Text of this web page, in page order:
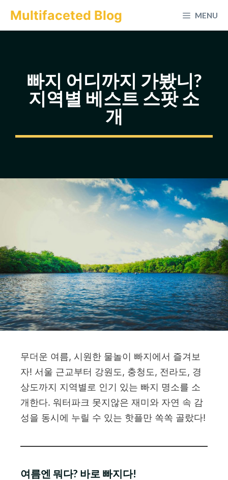
Multifaceted Blog MENU
빠지 어디까지 가봤니?
지역별 베스트 스팟 소
개
무더운 여름, 시원한 물놀이 빠지에서 즐겨보
자! 서울 근교부터 강원도, 충청도, 전라도, 경
상도까지 지역별로 인기 있는 빠지 명소를 소
개한다. 워터파크 못지않은 재미와 자연 속 감
성을 동시에 누릴 수 있는 핫플만 쏙쏙 골랐다!
여름엔 뭐다? 바로 빠지다!